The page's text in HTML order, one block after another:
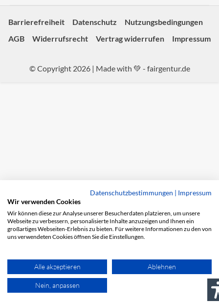
Barrierefreiheit Datenschutz
Nutzungsbedingungen
AGB
Widerrufsrecht Vertrag widerrufen Impressum
© Copyright 2026 | Made with 💚 - fairgentur.de
Datenschutzbestimmungen | Impressum
Wir verwenden Cookies
Wir können diese zur Analyse unserer Besucherdaten platzieren, um unsere
Webseite zu verbessern, personalisierte Inhalte anzuzeigen und Ihnen ein
großartiges Webseiten-Erlebnis zu bieten. Für weitere Informationen zu den von
uns verwendeten Cookies öffnen Sie die Einstellungen.
Alle akzeptieren Ablehnen
Nein, anpassen